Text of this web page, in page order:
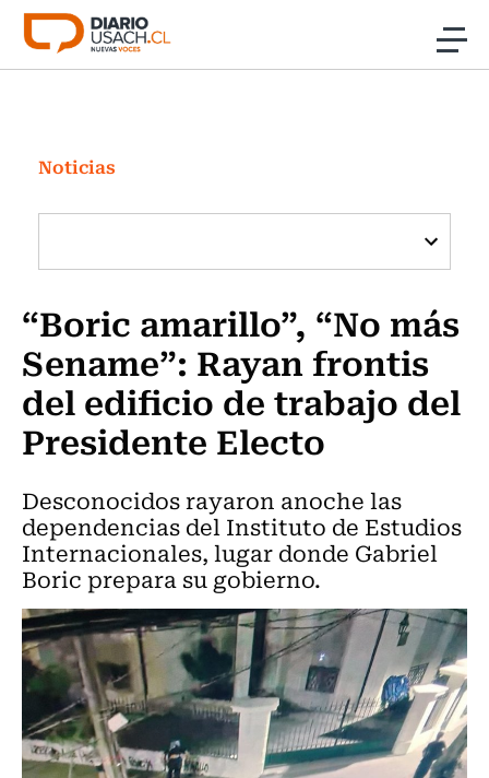
Click acá para ir directamente al contenido
Investigación
Cultura
Programas Radio y TV Usach
Noticias
“Boric amarillo”, “No más
Sename”: Rayan frontis
del edificio de trabajo del
Presidente Electo
Desconocidos rayaron anoche las
dependencias del Instituto de Estudios
Internacionales, lugar donde Gabriel
Boric prepara su gobierno.